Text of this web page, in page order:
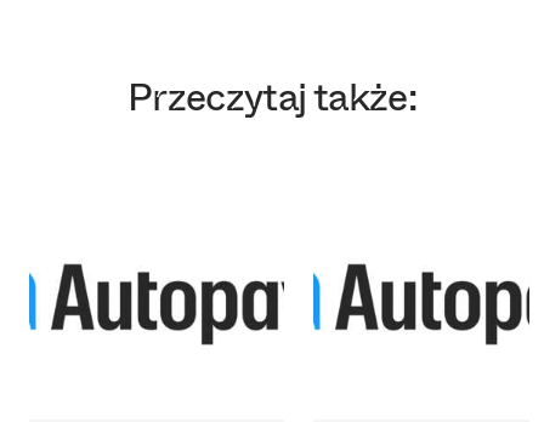
Przeczytaj także: